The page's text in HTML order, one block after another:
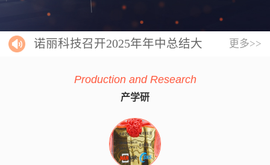
诺丽科技召开2025年年中总结大
更多>>
Production and Research
产学研